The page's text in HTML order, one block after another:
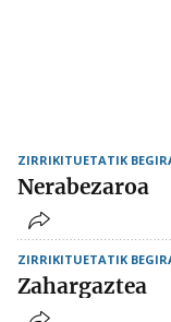
ZIRRIKITUETATIK
Nerabezaroa
ZIRRIKITUETATIK
Zahargaztea